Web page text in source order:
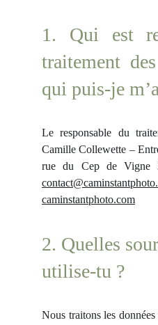
1. Qui est
traitement
qui puis-je
Le responsable du
Camille Collewette –
rue du Cep de Vigne
caminstantphoto.com
2. Quelles
utilise-tu ?
Nous traitons les